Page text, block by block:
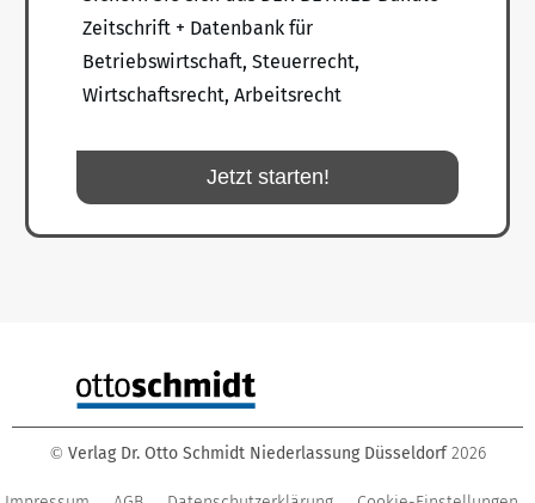
Zeitschrift + Datenbank für
Betriebswirtschaft, Steuerrecht,
Wirtschaftsrecht, Arbeitsrecht
Jetzt starten!
© Verlag Dr. Otto Schmidt Niederlassung Düsseldorf 2026